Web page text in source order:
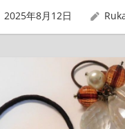
2025年8月12日